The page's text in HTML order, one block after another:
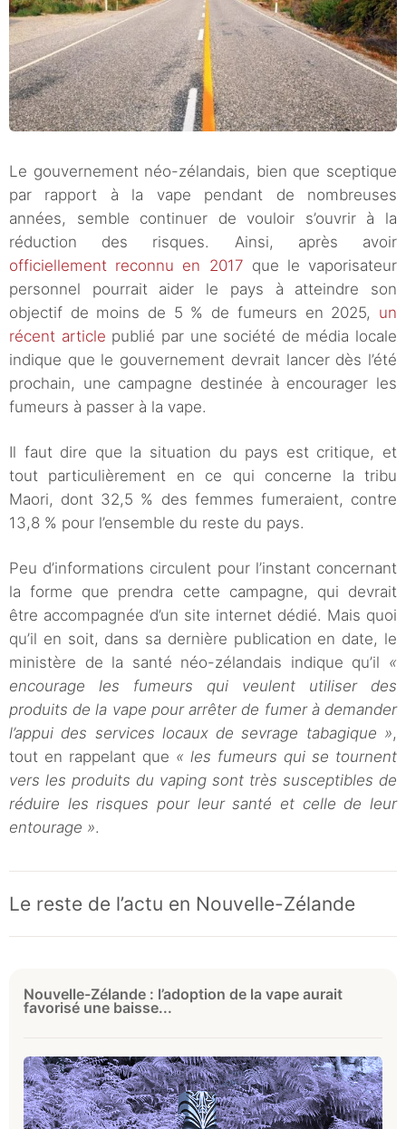
Le gouvernement néo-zélandais, bien que sceptique
par rapport à la vape pendant de nombreuses
années, semble continuer de vouloir s’ouvrir à la
réduction des risques. Ainsi, après avoir
officiellement reconnu en 2017 que le vaporisateur
personnel pourrait aider le pays à atteindre son
objectif de moins de 5 % de fumeurs en 2025, un
récent article publié par une société de média locale
indique que le gouvernement devrait lancer dès l’été
prochain, une campagne destinée à encourager les
fumeurs à passer à la vape.
Il faut dire que la situation du pays est critique, et
tout particulièrement en ce qui concerne la tribu
Maori, dont 32,5 % des femmes fumeraient, contre
13,8 % pour l’ensemble du reste du pays.
Peu d’informations circulent pour l’instant concernant
la forme que prendra cette campagne, qui devrait
être accompagnée d’un site internet dédié. Mais quoi
qu’il en soit, dans sa dernière publication en date, le
ministère de la santé néo-zélandais indique qu’il «
encourage les fumeurs qui veulent utiliser des
produits de la vape pour arrêter de fumer à demander
l’appui des services locaux de sevrage tabagique »,
tout en rappelant que « les fumeurs qui se tournent
vers les produits du vaping sont très susceptibles de
réduire les risques pour leur santé et celle de leur
entourage ».
Le reste de l’actu en Nouvelle-Zélande
Nouvelle-Zélande : l’adoption de la vape aurait
favorisé une baisse...